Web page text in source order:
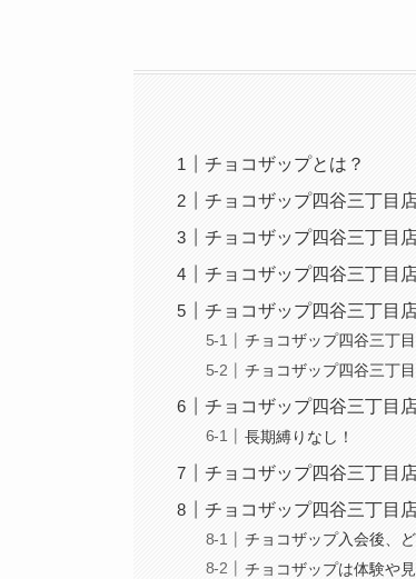
チョコザップとは？
チョコザップ四谷三丁目
チョコザップ四谷三丁目
チョコザップ四谷三丁目
チョコザップ四谷三丁目
チョコザップ四谷三丁
チョコザップ四谷三丁
チョコザップ四谷三丁目
長期縛りなし！
チョコザップ四谷三丁目
チョコザップ四谷三丁目
チョコザップ入会後、
チョコザップは体験や